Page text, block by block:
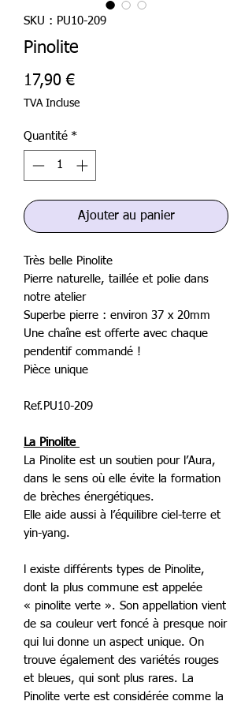
SKU : PU10-209
Pinolite
17,90 €Prix
TVA Incluse
Quantité *
Ajouter au panier
Très belle Pinolite
Pierre naturelle, taillée et polie dans
notre atelier
Superbe pierre : environ 37 x 20mm
Une chaîne est offerte avec chaque
pendentif commandé !
Pièce unique
Ref.PU10-209
La Pinolite
La Pinolite est un soutien pour l’Aura,
dans le sens où elle évite la formation
de brèches énergétiques.
Elle aide aussi à l’équilibre ciel-terre et
yin-yang.
l existe différents types de Pinolite,
dont la plus commune est appelée
« pinolite verte ». Son appellation vient
de sa couleur vert foncé à presque noir
qui lui donne un aspect unique. On
trouve également des variétés rouges
et bleues, qui sont plus rares. La
Pinolite verte est considérée comme la